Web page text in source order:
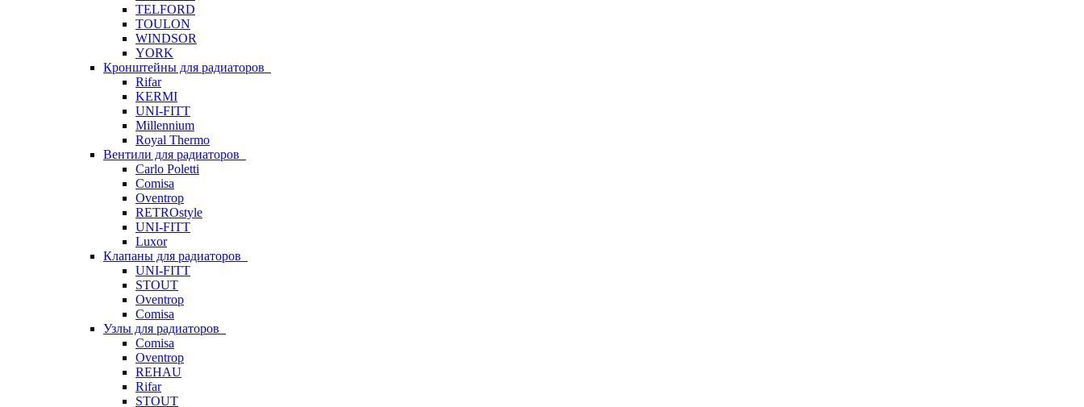
TELFORD
TOULON
WINDSOR
YORK
Кронштейны для радиаторов
Rifar
KERMI
UNI-FITT
Millennium
Royal Thermo
Вентили для радиаторов
Carlo Poletti
Comisa
Oventrop
RETROstyle
UNI-FITT
Luxor
Клапаны для радиаторов
UNI-FITT
STOUT
Oventrop
Comisa
Узлы для радиаторов
Comisa
Oventrop
REHAU
Rifar
STOUT